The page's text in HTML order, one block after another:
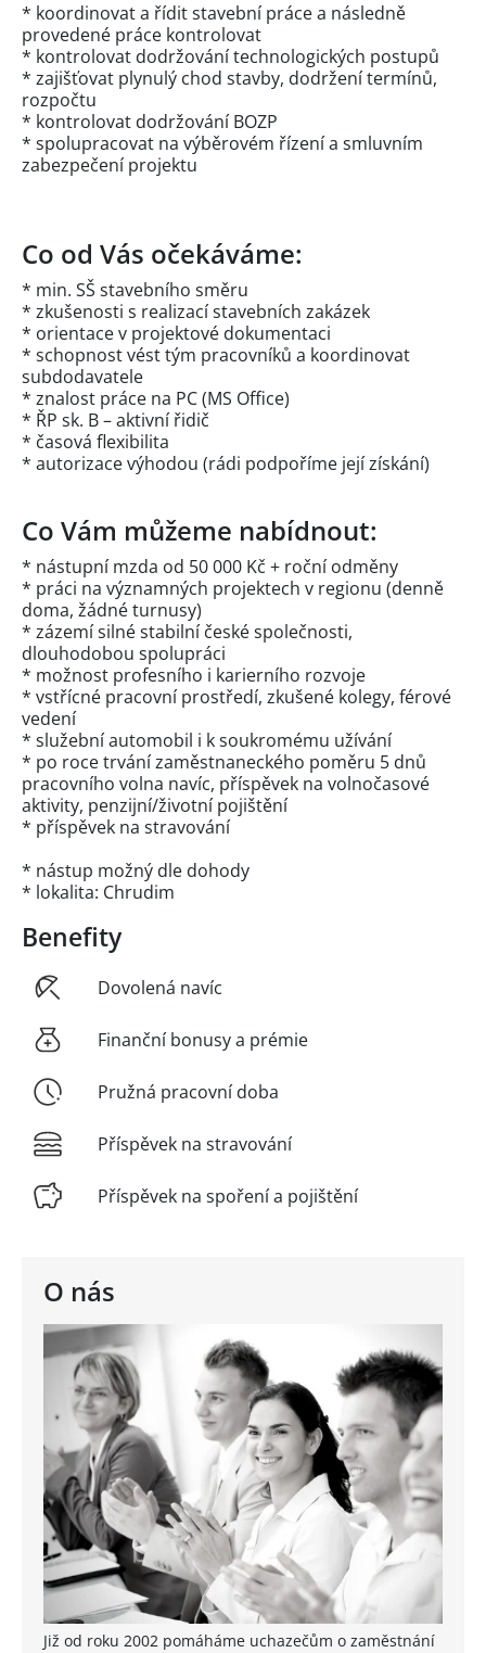
O nás
Již od roku 2002 pomáháme uchazečům o zaměstnání
* koordinovat a řídit stavební práce a následně
provedené práce kontrolovat
* kontrolovat dodržování technologických postupů
* zajišťovat plynulý chod stavby, dodržení termínů,
rozpočtu
* kontrolovat dodržování BOZP
* spolupracovat na výběrovém řízení a smluvním
zabezpečení projektu
Co od Vás očekáváme:
* min. SŠ stavebního směru
* zkušenosti s realizací stavebních zakázek
* orientace v projektové dokumentaci
* schopnost vést tým pracovníků a koordinovat
subdodavatele
* znalost práce na PC (MS Office)
* ŘP sk. B – aktivní řidič
* časová flexibilita
* autorizace výhodou (rádi podpoříme její získání)
Co Vám můžeme nabídnout:
* nástupní mzda od 50 000 Kč + roční odměny
* práci na významných projektech v regionu (denně
doma, žádné turnusy)
* zázemí silné stabilní české společnosti,
dlouhodobou spolupráci
* možnost profesního i karierního rozvoje
* vstřícné pracovní prostředí, zkušené kolegy, férové
vedení
* služební automobil i k soukromému užívání
* po roce trvání zaměstnaneckého poměru 5 dnů
pracovního volna navíc, příspěvek na volnočasové
aktivity, penzijní/životní pojištění
* příspěvek na stravování
* nástup možný dle dohody
* lokalita: Chrudim
Benefity
Dovolená navíc
Finanční bonusy a prémie
Pružná pracovní doba
Příspěvek na stravování
Příspěvek na spoření a pojištění